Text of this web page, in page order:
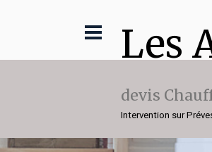
Les
devis
Intervention sur